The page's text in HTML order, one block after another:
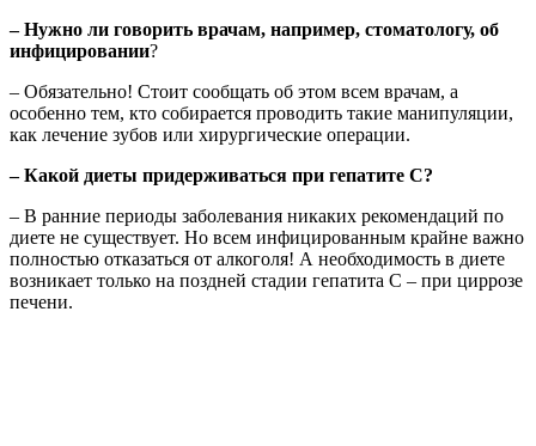
– Нужно ли говорить врачам, например, стоматологу, об
инфицировании?
– Обязательно! Стоит сообщать об этом всем врачам, а
особенно тем, кто собирается проводить такие манипуляции,
как лечение зубов или хирургические операции.
– Какой диеты придерживаться при гепатите С?
– В ранние периоды заболевания никаких рекомендаций по
диете не существует. Но всем инфицированным крайне важно
полностью отказаться от алкоголя! А необходимость в диете
возникает только на поздней стадии гепатита С – при циррозе
печени.